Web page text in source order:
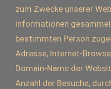
zum Zwecke unserer
Informationen
bestimmten Person
Adresse, Internet-
Domain-Name der
Anzahl der Besuche,